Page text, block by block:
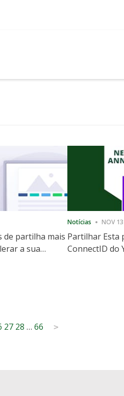
de partilha mais
a sua
Notícias NOV 13
Partilhar Esta
ConnectID do
27 28 … 66 >